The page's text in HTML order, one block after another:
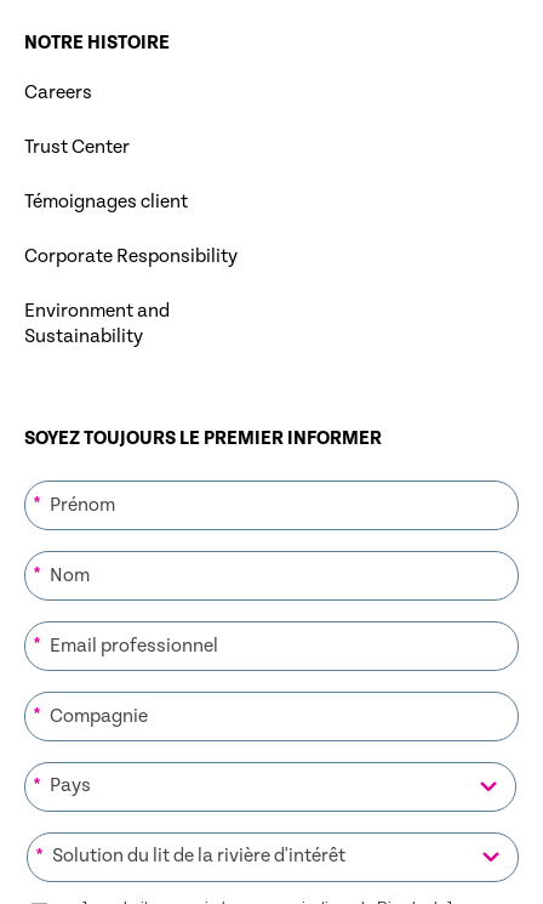
NOTRE HISTOIRE
Careers
Trust Center
Témoignages client
Corporate Responsibility
Environment and
Sustainability
SOYEZ TOUJOURS LE PREMIER INFORMER
*
*
*
*
*
*